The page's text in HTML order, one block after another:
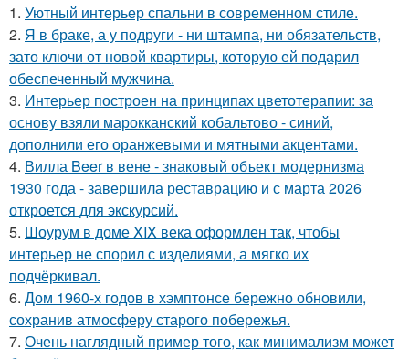
1. Уютный интерьер спальни в современном стиле.
2. Я в браке, а у подруги - ни штампа, ни обязательств,
зато ключи от новой квартиры, которую ей подарил
обеспеченный мужчина.
3. Интерьер построен на принципах цветотерапии: за
основу взяли марокканский кобальтово - синий,
дополнили его оранжевыми и мятными акцентами.
4. Вилла Beer в вене - знаковый объект модернизма
1930 года - завершила реставрацию и с марта 2026
откроется для экскурсий.
5. Шоурум в доме XIX века оформлен так, чтобы
интерьер не спорил с изделиями, а мягко их
подчёркивал.
6. Дом 1960-х годов в хэмптонсе бережно обновили,
сохранив атмосферу старого побережья.
7. Очень наглядный пример того, как минимализм может